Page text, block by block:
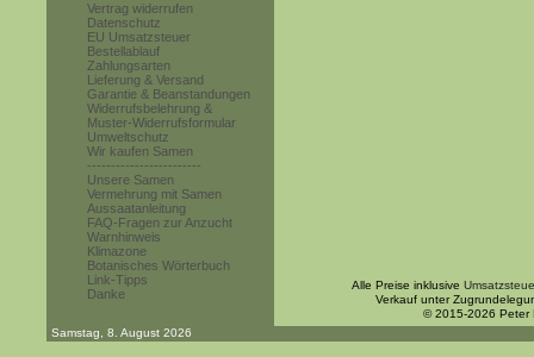
Vertrag widerrufen
Datenschutz
EU Umsatzsteuer
Bestellablauf
Zahlungsarten
Lieferung & Versand
Garantie & Beanstandungen
Widerrufsbelehrung &
Muster-Widerrufsformular
Umweltschutz
Wir kaufen Samen
------------------------
Unsere Samen
Vermehrung mit Samen
Aussaatanleitung
FAQ-Fragen zur Anzucht
Warnhinweis
Klimazone
Botanisches Wörterbuch
Link-Tipps
Danke
Alle Preise inklusive
Verkauf unter
© 2015-2026 Peter
Samstag, 8. August 2026